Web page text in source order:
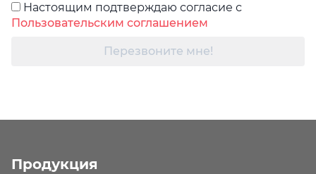
Настоящим подтверждаю согласие с
Пользовательским соглашением
Перезвоните мне!
Продукция